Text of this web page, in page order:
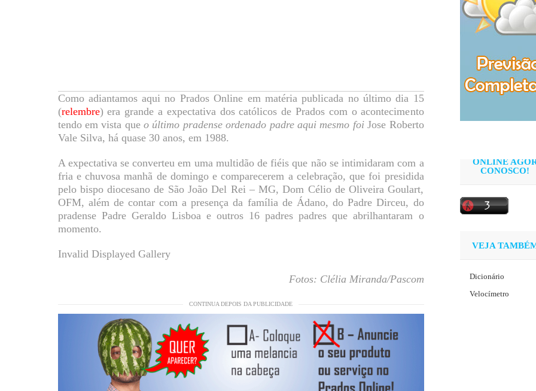
Como adiantamos aqui no Prados Online em matéria publicada no último dia 15
(relembre) era grande a expectativa dos católicos de Prados com o acontecimento
tendo em vista queo último pradense ordenado padre aqui mesmo foiJose Roberto
Vale Silva, há quase 30 anos, em 1988.
A expectativa se converteu em uma multidão de fiéis que não se intimidaram com a
fria e chuvosa manhã de domingo e comparecerem a celebração, que foi presidida
pelo bispo diocesano de São João Del Rei – MG, Dom Célio de Oliveira Goulart,
OFM, além de contar com a presença da família de Ádano, do Padre Dirceu, do
pradense Padre Geraldo Lisboa e outros 16 padres padres que abrilhantaram o
momento.
Invalid Displayed Gallery
Fotos: Clélia Miranda/Pascom
CONTINUA DEPOIS DA PUBLICIDADE
ONLINE
CONOSCO!
VEJA
Dicionário
Velocímetro